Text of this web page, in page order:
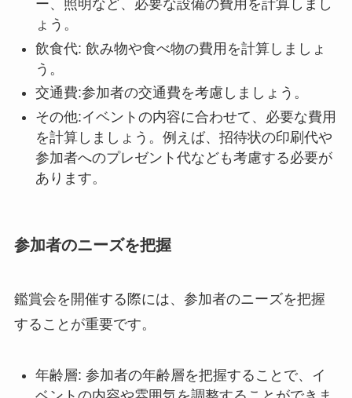
ー、照明など、必要な設備の費用を計算しまし
ょう。
飲食代: 飲み物や食べ物の費用を計算しましょ
う。
交通費:参加者の交通費を考慮しましょう。
その他:イベントの内容に合わせて、必要な費用
を計算しましょう。例えば、招待状の印刷代や
参加者へのプレゼント代なども考慮する必要が
あります。
参加者のニーズを把握
鑑賞会を開催する際には、参加者のニーズを把握
することが重要です。
年齢層: 参加者の年齢層を把握することで、イ